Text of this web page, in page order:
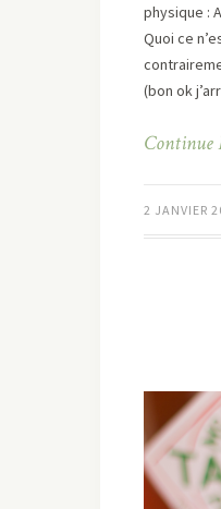
physique :
Quoi ce
(bon ok
Continue
2 JANVIER